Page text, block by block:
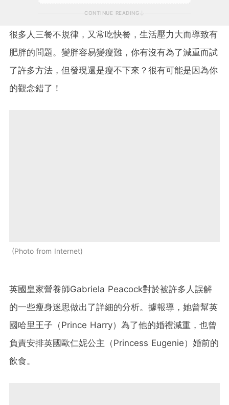
CONTINUE READING
很多人三餐不規律，又常吃快餐，生活壓力大而導致有
肥胖的問題。變胖容易變瘦難，你有沒有為了減重而試
了許多方法，但發現還是瘦不下來？很有可能是因為你
的觀念錯了！
Photo from Internet
英國皇家營養師Gabriela Peacock對於被許多人誤解
的一些瘦身迷思做出了詳細的分析。據報導，她曾幫英
國哈里王子（Prince Harry）為了他的婚禮減重，也曾
負責安排英國歐仁妮公主（Princess Eugenie）婚前的
飲食。